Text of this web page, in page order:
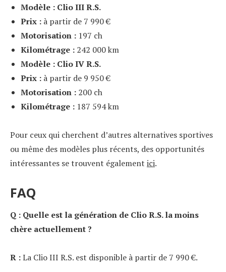
Modèle : Clio III R.S.
Prix :à partir de 7 990 €
Motorisation :197 ch
Kilométrage :242 000 km
Modèle : Clio IV R.S.
Prix :à partir de 9 950 €
Motorisation :200 ch
Kilométrage :187 594 km
Pour ceux qui cherchent d’autres alternatives sportives
ou même des modèles plus récents, des opportunités
intéressantes se trouvent également ici.
FAQ
Q : Quelle est la génération de Clio R.S. la moins
chère actuellement ?
R :La Clio III R.S. est disponible à partir de 7 990 €.